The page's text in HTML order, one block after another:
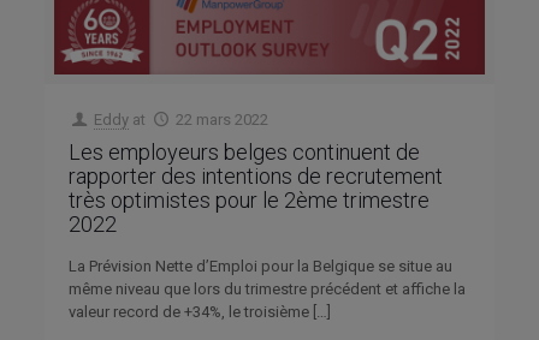
Eddy at 22 mars 2022
Les employeurs belges continuent de
rapporter des intentions de recrutement
très optimistes pour le 2ème trimestre
2022
La Prévision Nette d’Emploi pour la Belgique se situe au
même niveau que lors du trimestre précédent et affiche la
valeur record de +34%, le troisième